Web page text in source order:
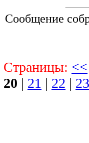
Сообщение
Страницы: <<
20 | 21 | 22 | 23